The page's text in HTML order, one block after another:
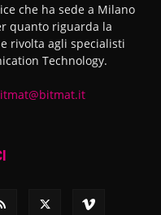
che ha sede a Milano
quanto riguarda la
rivolta agli specialisti
Technology.